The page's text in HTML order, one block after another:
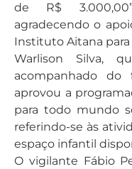
de R$
agradecendo o
Instituto Aitana para
Warlison Silva,
acompanhado do
aprovou a
para todo mundo
referindo-se às
espaço infantil
O vigilante Fábio